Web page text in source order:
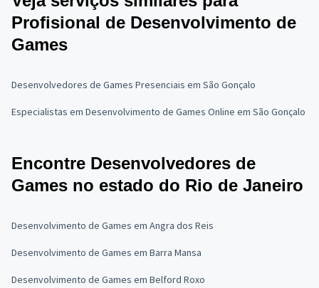
Profisional de Desenvolvimento de
Games
Desenvolvedores de Games Presenciais em São Gonçalo
Especialistas em Desenvolvimento de Games Online em São Gonçalo
Encontre Desenvolvedores de
Games no estado do Rio de Janeiro
Desenvolvimento de Games em Angra dos Reis
Desenvolvimento de Games em Barra Mansa
Desenvolvimento de Games em Belford Roxo